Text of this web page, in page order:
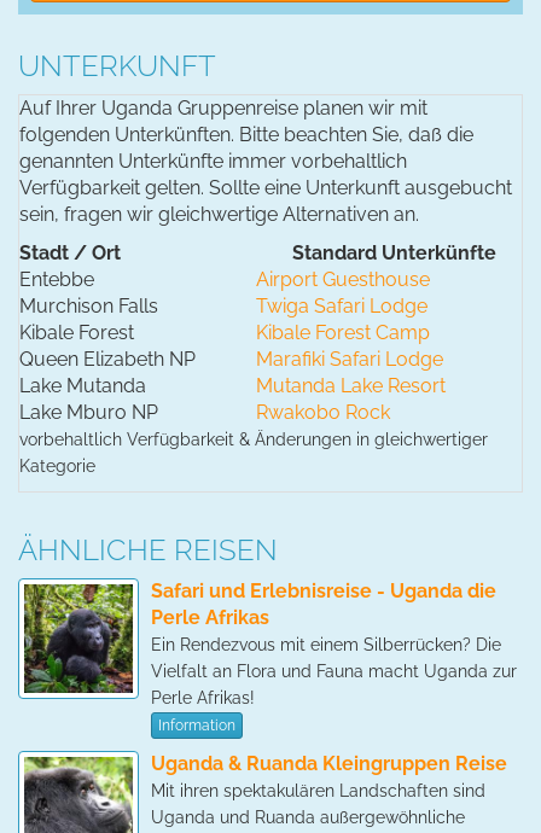
UNTERKUNFT
Auf Ihrer Uganda Gruppenreise planen wir mit
folgenden Unterkünften. Bitte beachten Sie, daß die
genannten Unterkünfte immer vorbehaltlich
Verfügbarkeit gelten. Sollte eine Unterkunft ausgebucht
sein, fragen wir gleichwertige Alternativen an.
Stadt / Ort
Standard Unterkünfte
Entebbe
Airport Guesthouse
Murchison Falls
Twiga Safari Lodge
Kibale Forest
Kibale Forest Camp
Queen Elizabeth NP
Marafiki Safari Lodge
Lake Mutanda
Mutanda Lake Resort
Lake Mburo NP
Rwakobo Rock
vorbehaltlich Verfügbarkeit & Änderungen in gleichwertiger
Kategorie
ÄHNLICHE REISEN
Safari und Erlebnisreise - Uganda die
Perle Afrikas
Ein Rendezvous mit einem Silberrücken? Die
Vielfalt an Flora und Fauna macht Uganda zur
Perle Afrikas!
Information
Uganda & Ruanda Kleingruppen Reise
Mit ihren spektakulären Landschaften sind
Uganda und Ruanda außergewöhnliche